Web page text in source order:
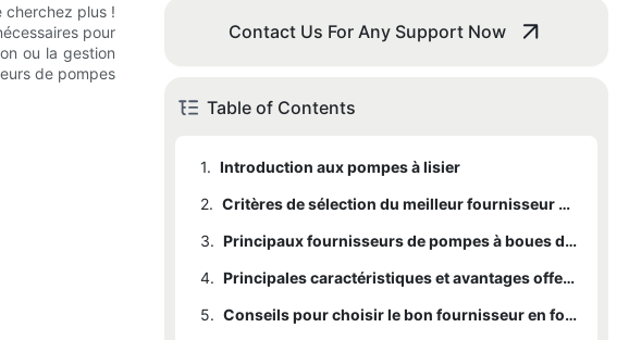
cherchez plus !
pour
ou la gestion
de pompes
Contact Us For Any Support Now
Table of Contents
1. Introduction aux pompes à lisier
2.
Critères de sélection du meilleur fournisseur de pompes à boues
3.
Principaux fournisseurs de pompes à boues du secteur
4.
Principales caractéristiques et avantages offerts par les principaux fournisseurs
5.
Conseils pour choisir le bon fournisseur en fonction de vos besoins